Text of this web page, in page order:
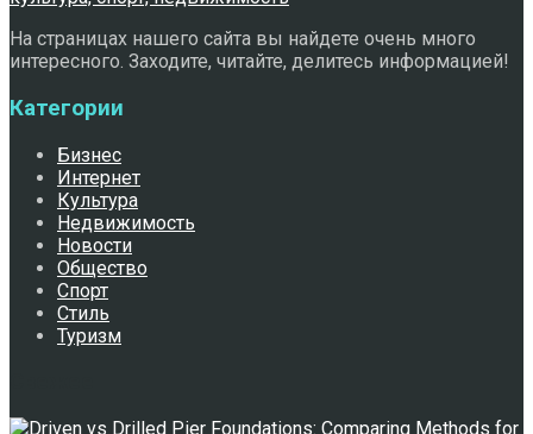
На страницах нашего сайта вы найдете очень много
интересного. Заходите, читайте, делитесь информацией!
Категории
Бизнес
Интернет
Культура
Недвижимость
Новости
Общество
Спорт
Стиль
Туризм